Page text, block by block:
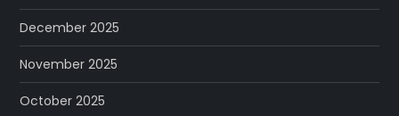
December 2025
November 2025
October 2025